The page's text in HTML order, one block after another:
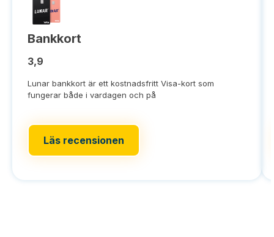
Bankkort
3,9
Lunar bankkort är ett kostnadsfritt Visa-kort som
fungerar både i vardagen och på
Läs recensionen